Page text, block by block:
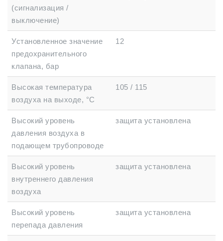
(сигнализация /
выключение)
Установленное значение
предохранительного
клапана, бар
12
Высокая температура
воздуха на выходе, °C
105 / 115
Высокий уровень
давления воздуха в
подающем трубопроводе
защита установлена
Высокий уровень
внутреннего давления
воздуха
защита установлена
Высокий уровень
перепада давления
защита установлена